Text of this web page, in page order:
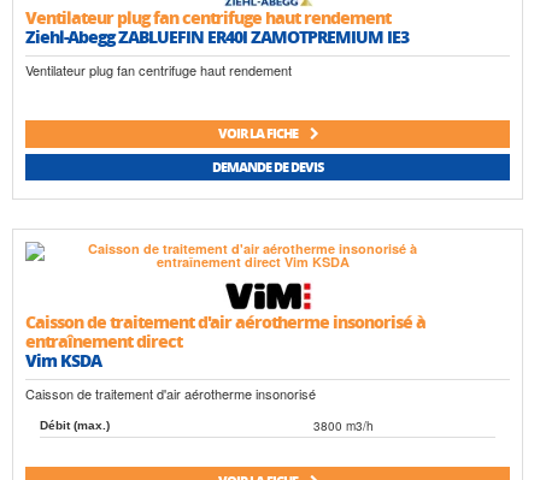
Ventilateur plug fan centrifuge haut rendement
Ziehl-Abegg ZABLUEFIN ER40I ZAMOTPREMIUM IE3
Ventilateur plug fan centrifuge haut rendement
VOIR LA FICHE
DEMANDE DE DEVIS
Caisson de traitement d'air aérotherme insonorisé à
entraînement direct
Vim KSDA
Caisson de traitement d'air aérotherme insonorisé
Débit (max.) 3800 m3/h